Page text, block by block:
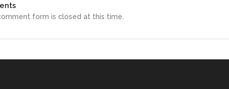
form is closed at this time.